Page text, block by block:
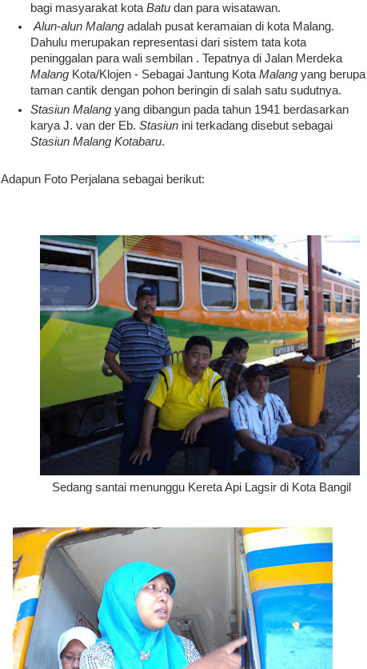
bagi masyarakat kotaBatu dan para wisatawan.
Alun-alun Malang adalah pusat keramaian di kota Malang.
Dahulu merupakan representasi dari sistem tata kota
peninggalan para wali sembilan . Tepatnya di Jalan Merdeka
Malang Kota/Klojen - Sebagai Jantung KotaMalang yang berupa
taman cantik dengan pohon beringin di salah satu sudutnya.
Stasiun Malang yang dibangun pada tahun 1941 berdasarkan
karya J. van der Eb.Stasiun ini terkadang disebut sebagai
Stasiun Malang Kotabaru.
Adapun Foto Perjalana sebagai berikut:
Sedang santai menunggu Kereta Api Lagsir di Kota Bangil